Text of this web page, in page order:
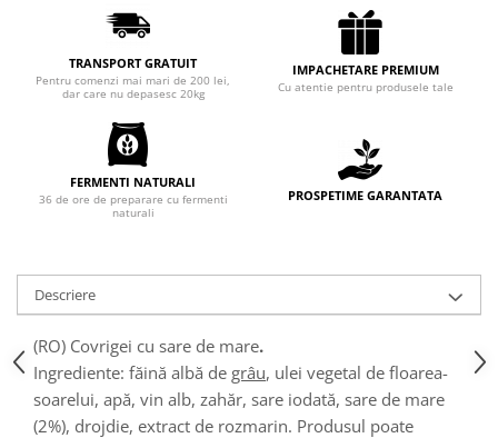
Prajituri Fabrica de Amandine
Prajituri nuci
Rulade
Prajitura ingerilor
Prajituri Red Collection
Prajituri cu fructe
Prajituri cafea
Chec mini
Foietaje
Biscuiti
Turta dulce
TRANSPORT GRATUIT
Pentru comenzi mai mari de 200 lei,
dar care nu depasesc 20kg
IMPACHETARE PREMIUM
Cu atentie pentru produsele tale
FERMENTI NATURALI
36 de ore de preparare cu fermenti
naturali
PROSPETIME GARANTATA
Descriere
(RO) Covrigei cu sare de mare.
Ingrediente: făină albă de grâu, ulei vegetal de floarea-
soarelui, apă, vin alb, zahăr, sare iodată, sare de mare
(2%), drojdie, extract de rozmarin. Produsul poate